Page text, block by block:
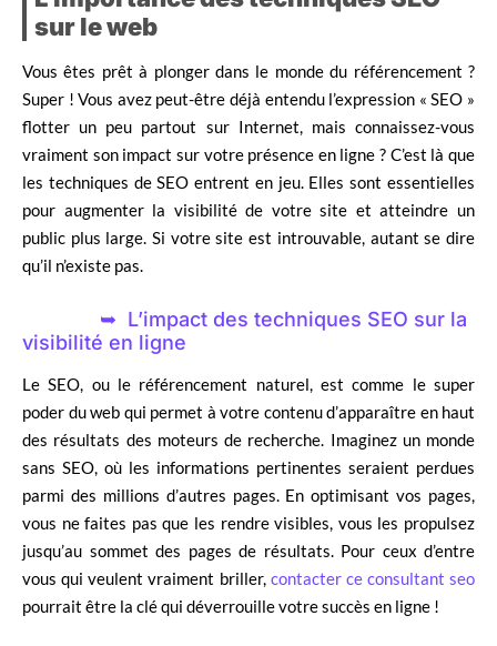
sur le web
Vous êtes prêt à plonger dans le monde du référencement ?
Super ! Vous avez peut-être déjà entendu l’expression « SEO »
flotter un peu partout sur Internet, mais connaissez-vous
vraiment son impact sur votre présence en ligne ? C’est là que
les techniques de SEO entrent en jeu. Elles sont essentielles
pour augmenter la visibilité de votre site et atteindre un
public plus large. Si votre site est introuvable, autant se dire
qu’il n’existe pas.
L’impact des techniques SEO sur la
visibilité en ligne
Le SEO, ou le référencement naturel, est comme le super
poder du web qui permet à votre contenu d’apparaître en haut
des résultats des moteurs de recherche. Imaginez un monde
sans SEO, où les informations pertinentes seraient perdues
parmi des millions d’autres pages. En optimisant vos pages,
vous ne faites pas que les rendre visibles, vous les propulsez
jusqu’au sommet des pages de résultats. Pour ceux d’entre
vous qui veulent vraiment briller, contacter ce consultant seo
pourrait être la clé qui déverrouille votre succès en ligne !